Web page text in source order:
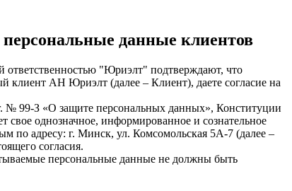
данные клиентов
ответственностью "Юриэлт" подтверждают, что
клиент АН Юриэлт (далее – Клиент), даете согласие на
№ 99-З «О защите персональных данных», Конституции
однозначное, информированное и сознательное
по адресу: г. Минск, ул. Комсомольская 5А-7 (далее –
согласия.
персональные данные не должны быть